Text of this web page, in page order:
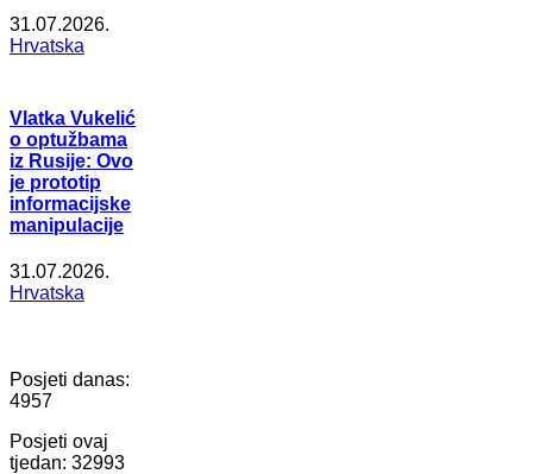
31.07.2026.
Hrvatska
Vlatka Vukelić
o optužbama
iz Rusije: Ovo
je prototip
informacijske
manipulacije
31.07.2026.
Hrvatska
Posjeti danas:
4957
Posjeti ovaj
tjedan: 32993